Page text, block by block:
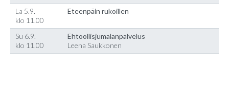
La 5.9.
klo 11.00
Eteenpäin rukoillen
Su 6.9.
klo 11.00
Ehtoollisjumalanpalvelus
Leena Saukkonen